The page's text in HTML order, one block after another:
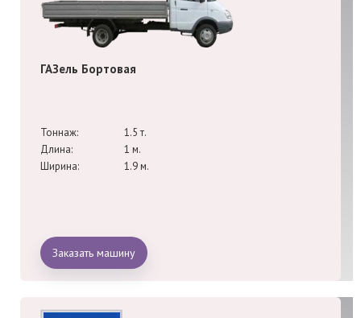
ГАЗель Бортовая
Тоннаж:
1.5 т.
Длина:
1 м.
Ширина:
1.9 м.
Заказать машину